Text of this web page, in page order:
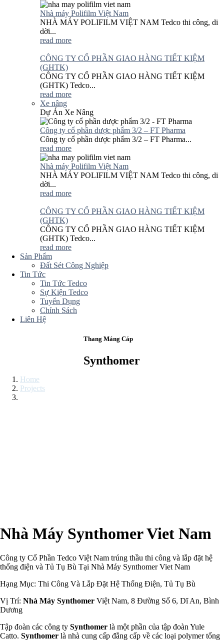
Nhà máy Polifilm Việt Nam
NHÀ MÁY POLIFILM VIỆT NAM Tedco thi công, di
dời...
read more
CÔNG TY CỔ PHẦN GIAO HÀNG TIẾT KIỆM
(GHTK)
CÔNG TY CỔ PHẦN GIAO HÀNG TIẾT KIỆM
(GHTK) Tedco...
read more
Xe nâng
Dự Án Xe Nâng
Công ty cổ phần dược phẩm 3/2 – FT Pharma
Công ty cổ phần dược phẩm 3/2 – FT Pharma...
read more
Nhà máy Polifilm Việt Nam
NHÀ MÁY POLIFILM VIỆT NAM Tedco thi công, di
dời...
read more
CÔNG TY CỔ PHẦN GIAO HÀNG TIẾT KIỆM
(GHTK)
CÔNG TY CỔ PHẦN GIAO HÀNG TIẾT KIỆM
(GHTK) Tedco...
read more
Sản Phẩm
Đất Sét Công Nghiệp
Tin Tức
Tin Tức Tedco
Sự Kiện Tedco
Tuyển Dụng
Chính Sách
Liên Hệ
Home
Projects
Thang Máng Cáp
Synthomer
Nhà Máy Synthomer Viet Nam
Công ty Cổ Phần Tedco Việt Nam trúng thầu thi công và lắp đặt hệ
thống điện và Tủ Tụ Bù Tại Nhà Máy Synthomer Viet Nam
Hạng Mục: Thi Công Và Lắp Đặt Hệ Thống Điện, Tủ Tụ Bù
Vị Trí: Nhà Máy Synthomer Việt Nam, 8 Đường Số 6, Dĩ An, Bình
Dương
Tập đoàn các công ty Synthomer là một phần của tập đoàn Yule
Catto. Synthomer là nhà cung cấp đẳng cấp về các loại polymer tổng